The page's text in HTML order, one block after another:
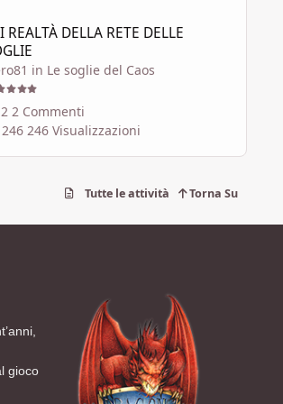
REALTÀ DELLA RETE DELLE
in Le soglie del Caos
2 Commenti
246 Visualizzazioni
Tutte le attività Torna Su
gioco